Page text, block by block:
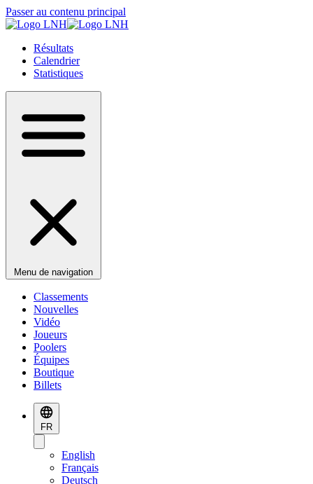
Passer au contenu principal
Résultats
Calendrier
Statistiques
Menu de navigation
Classements
Nouvelles
Vidéo
Joueurs
Poolers
Équipes
Boutique
Billets
FR
English
Français
Deutsch